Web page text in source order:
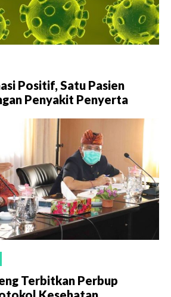
Positif, Satu Pasien
Penyakit Penyerta
Terbitkan Perbup